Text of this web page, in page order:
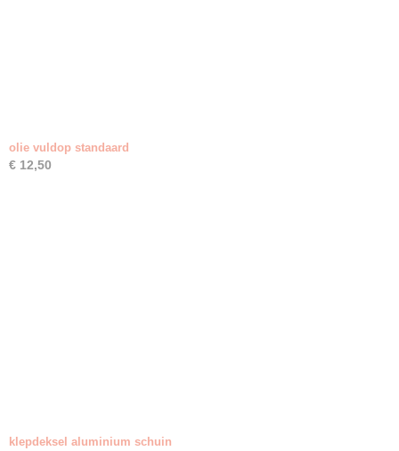
olie vuldop standaard
€ 12,50
klepdeksel aluminium schuin